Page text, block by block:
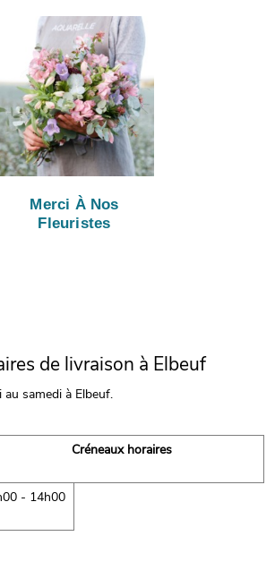
Merci À Nos
Fleuristes
de livraison à Elbeuf
samedi à Elbeuf.
Créneaux horaires
- 14h00